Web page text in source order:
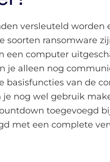
versleuteld worden
ransomware
een computer
je alleen nog
van de
je nog wel gebruik
toegevoegd
met een complete